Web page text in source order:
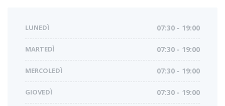
LUNEDÌ 07:30 - 19:00
MARTEDÌ 07:30 - 19:00
MERCOLEDÌ 07:30 - 19:00
GIOVEDÌ 07:30 - 19:00